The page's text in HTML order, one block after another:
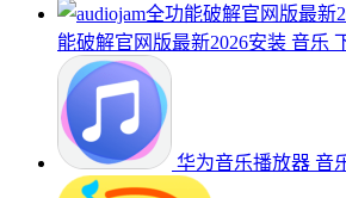
能破解官网版最新2026安装 音乐
华为音乐播放器 音